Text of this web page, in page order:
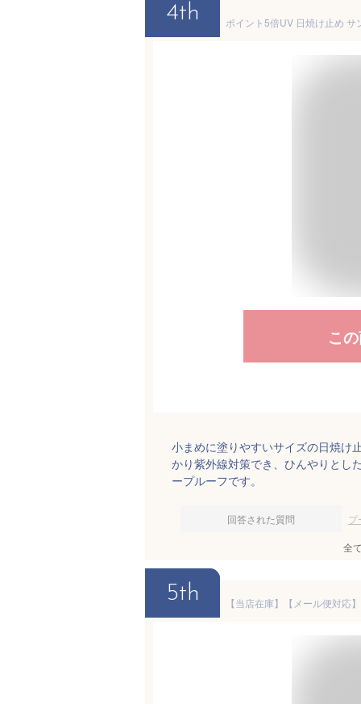
4th
こ
小まめに塗りやすいサイズの日焼け
かり紫外線対策でき、ひんやりと
ープルーフです。
回答された質問 プ
全
5th